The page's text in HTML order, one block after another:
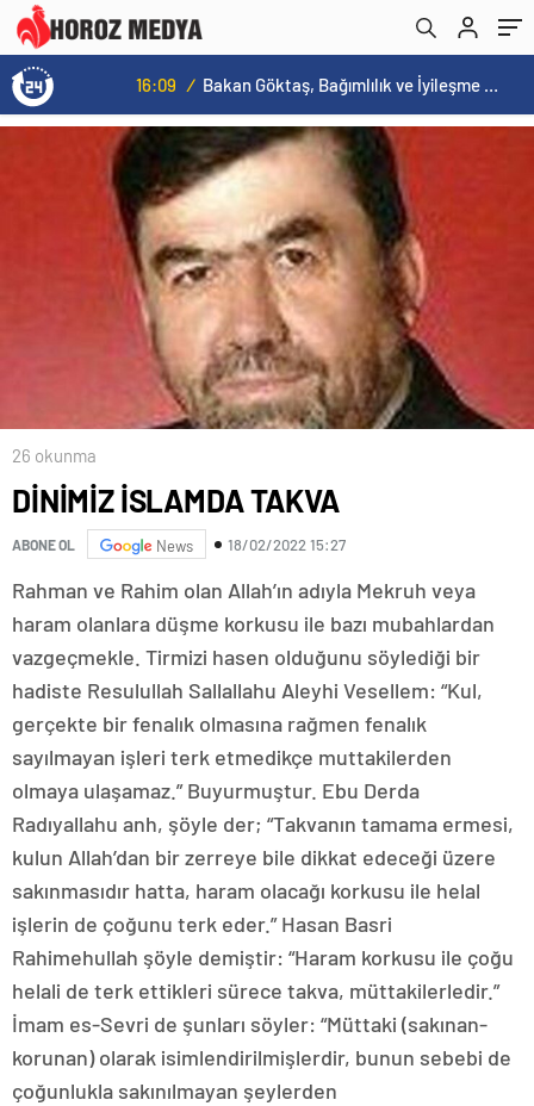
Bakan Göktaş, Bağımlılık ve İyileşme Konulu Kadın Forumu’nda konuştu:
26 okunma
DİNİMİZ İSLAMDA TAKVA
ABONE OL News 18/02/2022 15:27
Rahman ve Rahim olan Allah’ın adıyla Mekruh veya
haram olanlara düşme korkusu ile bazı mubahlardan
vazgeçmekle. Tirmizi hasen olduğunu söylediği bir
hadiste Resulullah Sallallahu Aleyhi Vesellem: “Kul,
gerçekte bir fenalık olmasına rağmen fenalık
sayılmayan işleri terk etmedikçe muttakilerden
olmaya ulaşamaz.” Buyurmuştur. Ebu Derda
Radıyallahu anh, şöyle der; “Takvanın tamama ermesi,
kulun Allah’dan bir zerreye bile dikkat edeceği üzere
sakınmasıdır hatta, haram olacağı korkusu ile helal
işlerin de çoğunu terk eder.” Hasan Basri
Rahimehullah şöyle demiştir: “Haram korkusu ile çoğu
helali de terk ettikleri sürece takva, müttakilerledir.”
İmam es-Sevri de şunları söyler: “Müttaki (sakınan-
korunan) olarak isimlendirilmişlerdir, bunun sebebi de
çoğunlukla sakınılmayan şeylerden